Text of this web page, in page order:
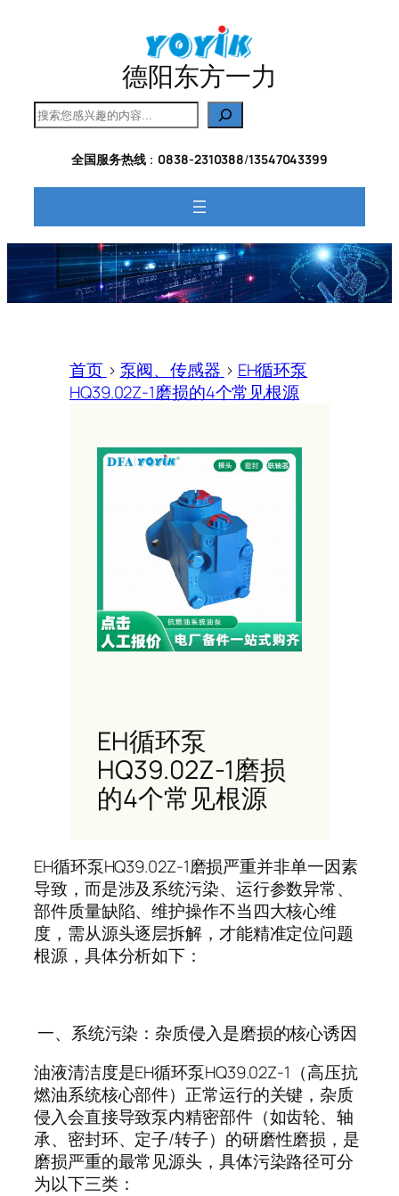
德阳东方一力
搜
索
全国服务热线： 0838-2310388/13547043399
首页 > 泵阀、传感器 > EH循环泵
HQ39.02Z-1磨损的4个常见根源
EH循环泵
HQ39.02Z-1磨损
的4个常见根源
EH循环泵HQ39.02Z-1磨损严重并非单一因素
导致，而是涉及系统污染、运行参数异常、
部件质量缺陷、维护操作不当四大核心维
度，需从源头逐层拆解，才能精准定位问题
根源，具体分析如下：
一、系统污染：杂质侵入是磨损的核心诱因
油液清洁度是EH循环泵HQ39.02Z-1 （高压抗
燃油系统核心部件）正常运行的关键，杂质
侵入会直接导致泵内精密部件（如齿轮、轴
承、密封环、定子/转子）的研磨性磨损，是
磨损严重的最常见源头，具体污染路径可分
为以下三类：